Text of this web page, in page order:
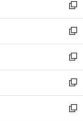
ド
ウ
で
開
く
ィ
ン
ド
ウ
で
開
く
い
ウ
ィ
ン
ド
ウ
で
開
く
新
し
い
ウ
ィ
ン
ド
ウ
で
新
し
い
ウ
ィ
ン
ド
新
し
い
ウ
ィ
新
し
い
新